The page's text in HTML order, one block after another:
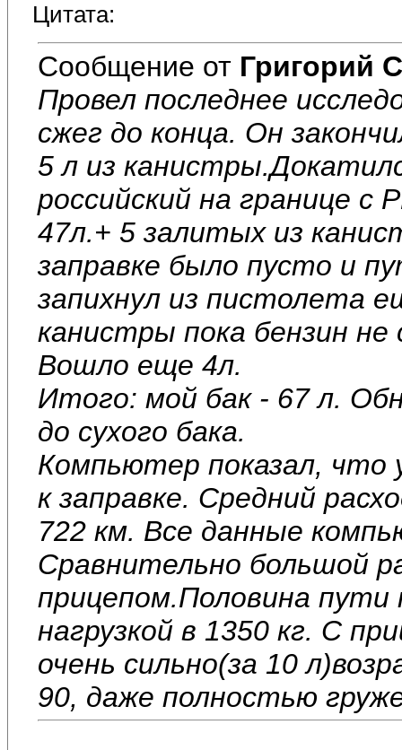
Цитата:
Сообщение от Григорий С
Провел последнее
сжег до конца. Он
5 л из
российский на границе с
47л.+ 5 залитых из
заправке было пусто и
запихнул из пистолета
канистры пока бензин
Вошло еще 4л.
Итого: мой бак - 67 л.
до сухого бака.
Компьютер показал, что
к заправке. Средний
722 км. Все данные
Сравнительно большой
прицепом.Половина пути
нагрузкой в 1350 кг. С
очень сильно(за 10
90, даже полностью